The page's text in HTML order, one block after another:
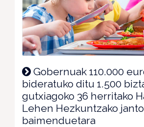
Gobernuak 110.000
bideratuko ditu 1.500
gutxiagoko 36 herritako
Lehen Hezkuntzako
baimenduetara